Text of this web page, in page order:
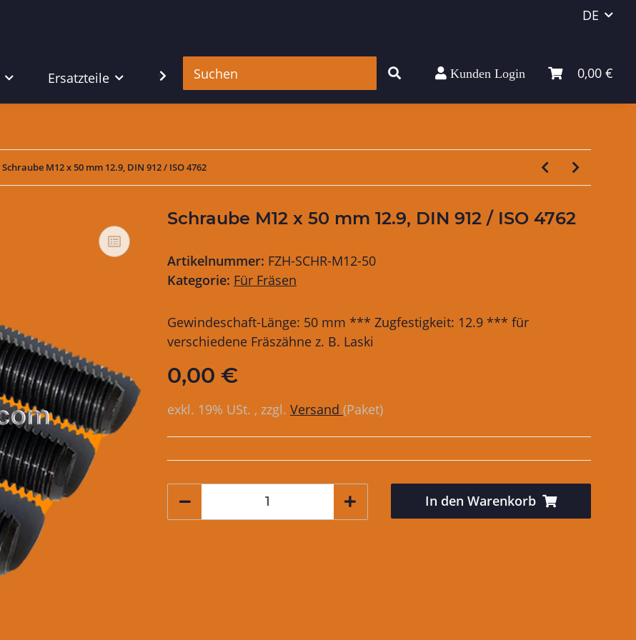
DE
Kunden Login 0,00 €
Ersatzteile Werkzeug
Schraube M12 x 50 mm 12.9, DIN 912 / ISO 4762
Schraube M12 x 50 mm 12.9, DIN 912 / ISO 4762
Artikelnummer: FZH-SCHR-M12-50
Kategorie: Für Fräsen
Gewindeschaft-Länge: 50 mm *** Zugfestigkeit: 12.9 *** für
verschiedene Fräszähne z. B. Laski
0,00 €
exkl. 19% USt. , zzgl. Versand (Paket)
In den Warenkorb